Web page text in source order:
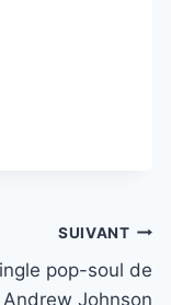
SUIVANT
pop-soul de
Johnson